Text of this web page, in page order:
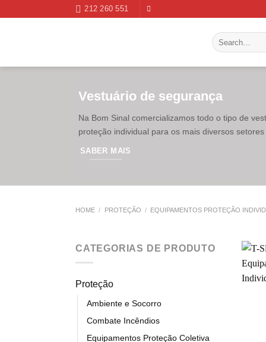
212 260 551
Search
for:
Vestuário de segurança
Na Bom Sinal comercializamos todo o tipo de
proteção individual para os mais diversos setores
SABER MAIS
HOME / PROTEÇÃO / EQUIPAMENTOS PROTEÇÃO
CATEGORIAS DE PRODUTO
Proteção
Ambiente e Socorro
Combate Incêndios
Equipamentos Proteção Coletiva